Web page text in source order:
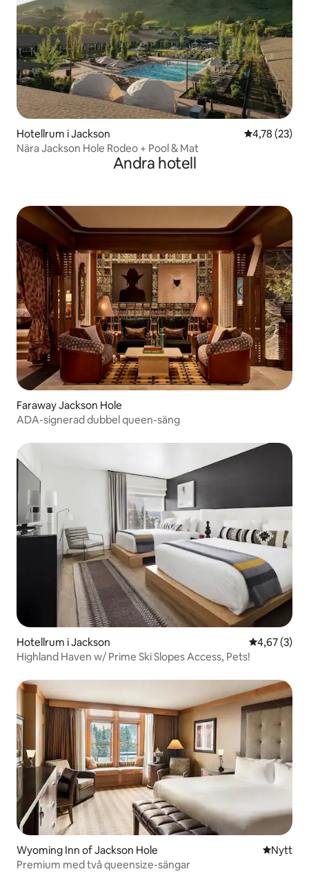
Hotellrum i Jackson 4,78 av 5 i
4,78 (23)
Nära Jackson Hole Rodeo + Pool & Mat
Andra hotell
Faraway Jackson Hole
ADA-signerad dubbel queen-säng
Hotellrum i Jackson 4,67 av 5 i
4,67 (3)
Highland Haven w/ Prime Ski Slopes Access, Pets!
Wyoming Inn of Jackson Hole NyttNytt
Premium med två queensize-sängar